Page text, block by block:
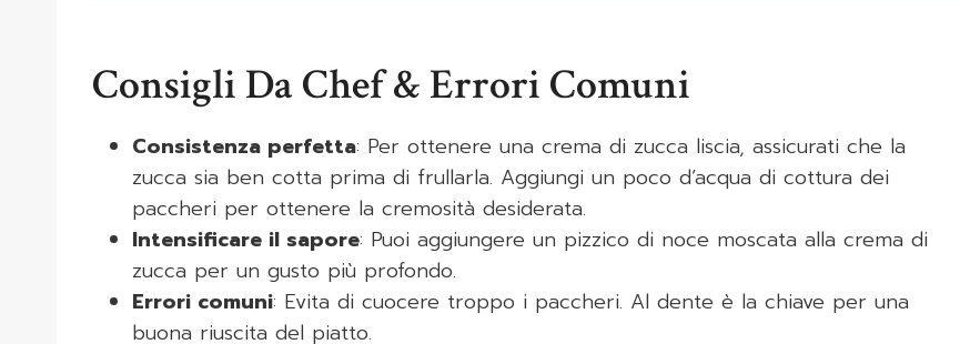
Consigli Da Chef & Errori Comuni
Consistenza perfetta: Per ottenere una crema di zucca liscia, assicurati che la
zucca sia ben cotta prima di frullarla. Aggiungi un poco d’acqua di cottura dei
paccheri per ottenere la cremosità desiderata.
Intensificare il sapore: Puoi aggiungere un pizzico di noce moscata alla crema di
zucca per un gusto più profondo.
Errori comuni: Evita di cuocere troppo i paccheri. Al dente è la chiave per una
buona riuscita del piatto.